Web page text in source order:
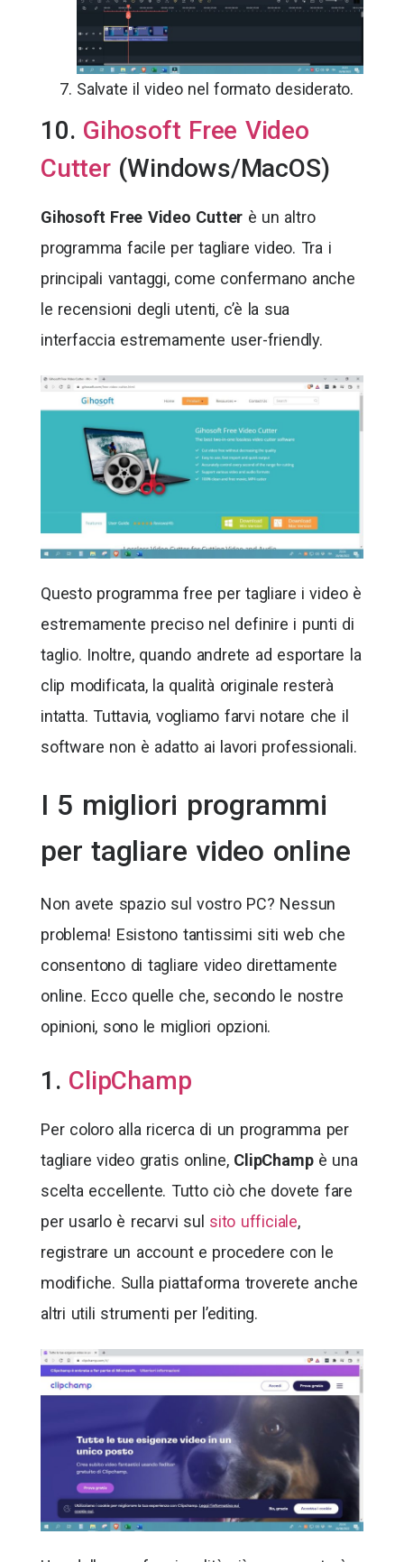
Salvate il video nel formato desiderato.
10. Gihosoft Free Video
Cutter(Windows/MacOS)
Gihosoft Free Video Cutter è un altro
programma facile per tagliare video. Tra i
principali vantaggi, come confermano anche
le recensioni degli utenti, c’è la sua
interfaccia estremamente user-friendly.
Questo programma free per tagliare i video è
estremamente preciso nel definire i punti di
taglio. Inoltre, quando andrete ad esportare la
clip modificata, la qualità originale resterà
intatta. Tuttavia, vogliamo farvi notare che il
software non è adatto ai lavori professionali.
I 5 migliori programmi
per tagliare video online
Non avete spazio sul vostro PC? Nessun
problema! Esistono tantissimi siti web che
consentono di tagliare video direttamente
online. Ecco quelle che, secondo le nostre
opinioni, sono le migliori opzioni.
1. ClipChamp
Per coloro alla ricerca di un programma per
tagliare video gratis online, ClipChampè una
scelta eccellente. Tutto ciò che dovete fare
per usarlo è recarvi sul sito ufficiale,
registrare un account e procedere con le
modifiche. Sulla piattaforma troverete anche
altri utili strumenti per l’editing.